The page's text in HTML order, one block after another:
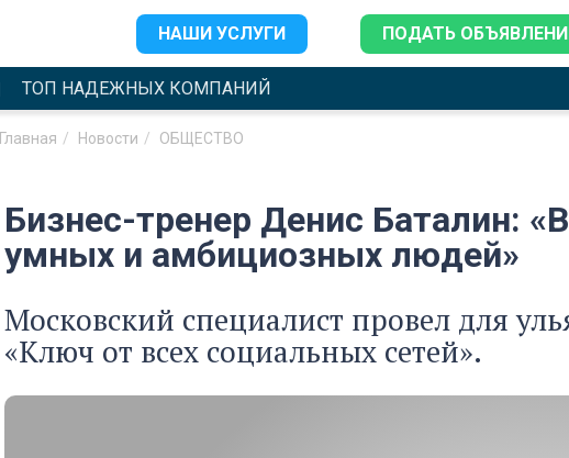
НАШИ УСЛУГИ ПОДАТЬ
ТОП НАДЕЖНЫХ КОМПАНИЙ
Главная Новости ОБЩЕСТВО
Бизнес-тренер Денис Баталин:
умных и амбициозных людей»
Московский специалист провел для
«Ключ от всех социальных сетей».